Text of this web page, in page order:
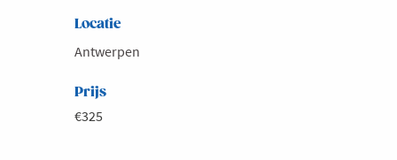
Locatie
Antwerpen
Prijs
€325